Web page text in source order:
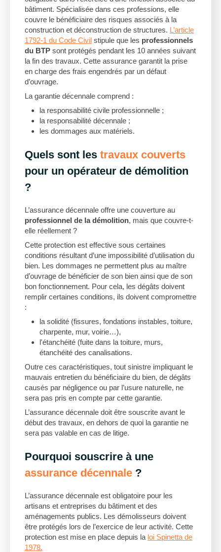
bâtiment. Spécialisée dans ces professions, elle
couvre le bénéficiaire des risques associés à la
construction et déconstruction de structures. L’article
1792-1 du Code Civil stipule que les professionnels
du BTP sont protégés pendant les 10 années suivant
la fin des travaux. Cette assurance garantit la prise
en charge des frais engendrés par un défaut
d’ouvrage.
La garantie décennale comprend :
la responsabilité civile professionnelle ;
la responsabilité décennale ;
les dommages aux matériels.
Quels sont les travaux couverts
pour un opérateur de démolition
?
L’assurance décennale offre une couverture au
professionnel de la démolition, mais que couvre-t-
elle réellement ?
Cette protection est effective sous certaines
conditions résultant d’une impossibilité d’utilisation du
bien. Les dommages ne permettent plus au maître
d’ouvrage de bénéficier de son bien ainsi que de son
bon fonctionnement. Pour cela, les dégâts doivent
remplir certaines conditions, ils doivent compromettre
:
la solidité (fissures, fondations instables, toiture,
charpente, mur, voirie…),
l'étanchéité (fuite dans la toiture, murs,
étanchéité des canalisations.
Outre ces caractéristiques, tout sinistre impliquant le
mauvais entretien du bénéficiaire du bien, de dégâts
causés par négligence ou par l’usure naturelle, ne
sera pas pris en compte par cette garantie.
L’assurance décennale doit être souscrite avant le
début des travaux, en dehors de quoi la garantie ne
sera pas valable en cas de litige.
Pourquoi souscrire à une
assurance décennale ?
L’assurance décennale est obligatoire pour les
artisans et entreprises du bâtiment et des
aménagements publics. Les démolisseurs doivent
être protégés lors de l’exercice de leur activité. Cette
protection est mise en place depuis la loi Spinetta de
1978.